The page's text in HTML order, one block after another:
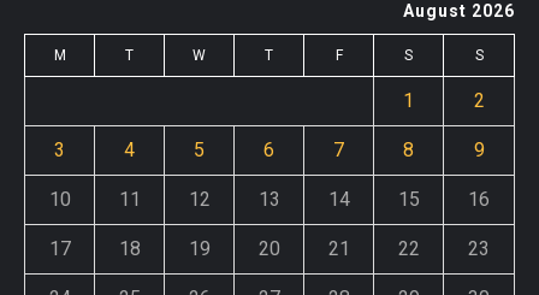
August 2026
M T W T F S S
1 2
3 4 5 6 7 8 9
10 11 12 13 14 15 16
17 18 19 20 21 22 23